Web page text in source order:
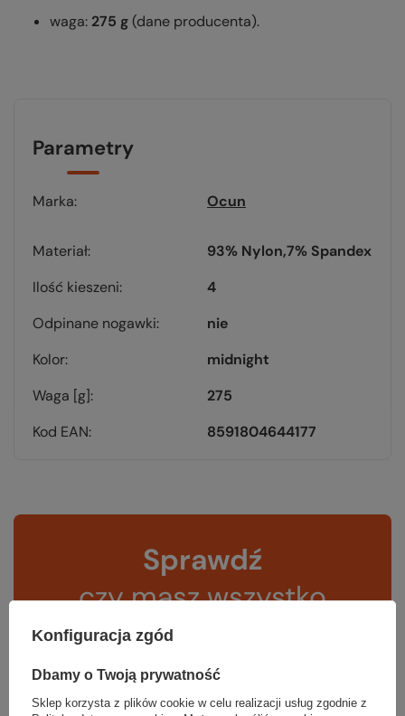
waga: 275 g(dane producenta).
Parametry
Marka Ocun
Materiał 93% Nylon 7% Spandex
Ilość kieszeni
4
Odpinane nogawki
nie
Kolor
midnight
Waga [g]
275
Kod EAN
8591804644177
Sprawdź
czy masz wszystko
TWOJA LISTA SPRZĘTOWA
Konfiguracja zgód
Dbamy o Twoją prywatność
Sklep korzysta z plików cookie w celu realizacji usług zgodnie z